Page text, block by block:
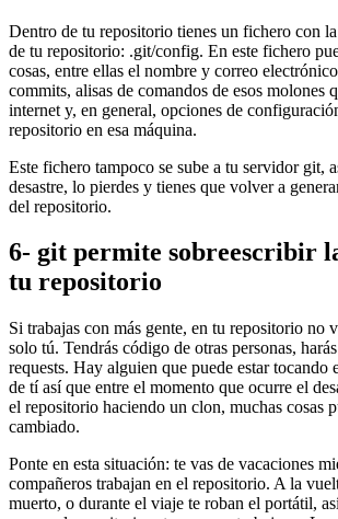
Dentro de tu repositorio tienes un fichero con
de tu repositorio: .git/config. En este fichero
cosas, entre ellas el nombre y correo
commits, alisas de comandos de esos molones
internet y, en general, opciones de
repositorio en esa máquina.
Este fichero tampoco se sube a tu servidor git,
desastre, lo pierdes y tienes que volver a
del repositorio.
6- git permite sobreescribir
tu repositorio
Si trabajas con más gente, en tu repositorio no
solo tú. Tendrás código de otras personas,
requests. Hay alguien que puede estar tocando
de tí así que entre el momento que ocurre el
el repositorio haciendo un clon, muchas cosas
cambiado.
Ponte en esta situación: te vas de vacaciones
compañeros trabajan en el repositorio. A la
muerto, o durante el viaje te roban el portátil,